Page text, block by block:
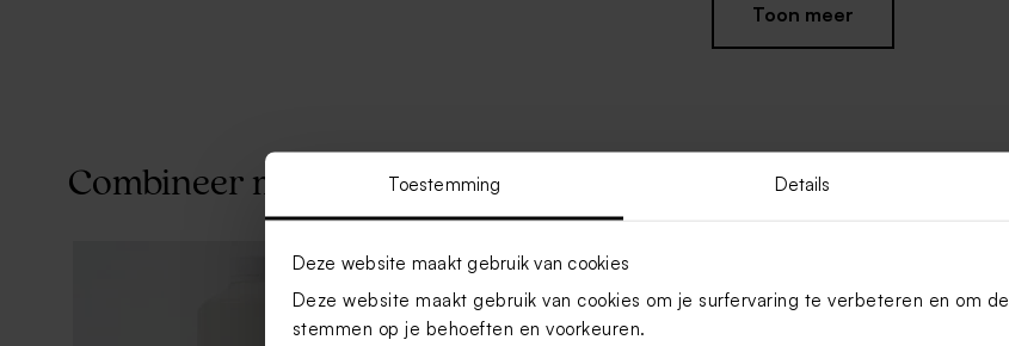
Toestemming Details
Deze website maakt gebruik van cookies
Deze website maakt gebruik van cookies om je surfervaring te verbeteren en om
stemmen op je behoeften en voorkeuren.
Toon meer
Combineer met